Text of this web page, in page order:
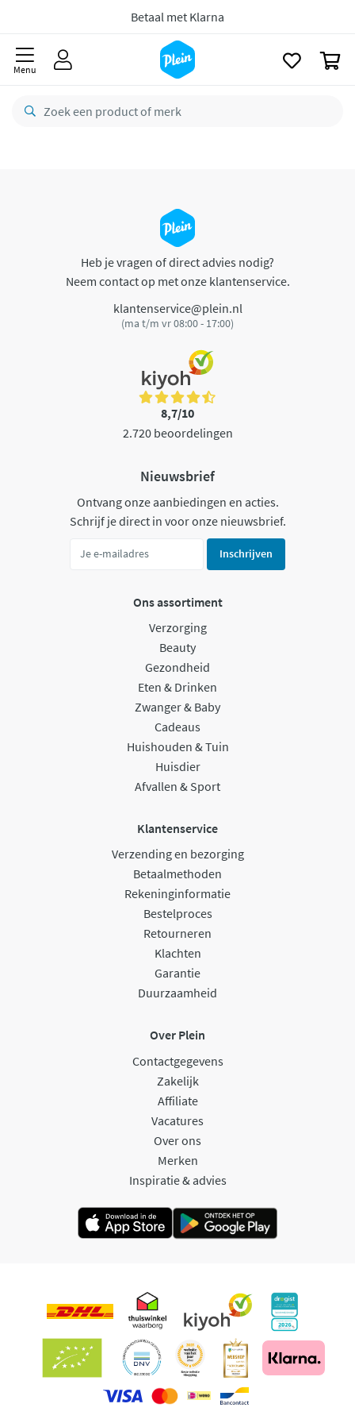
Betaal met Klarna
Menu
Heb je vragen of direct advies nodig?
Neem contact op met onze klantenservice.
klantenservice@plein.nl
(ma t/m vr 08:00 - 17:00)
8,7/10
2.720 beoordelingen
Nieuwsbrief
Ontvang onze aanbiedingen en acties.
Schrijf je direct in voor onze nieuwsbrief.
Inschrijven
Ons assortiment
Verzorging
Beauty
Gezondheid
Eten & Drinken
Zwanger & Baby
Cadeaus
Huishouden & Tuin
Huisdier
Afvallen & Sport
Klantenservice
Verzending en bezorging
Betaalmethoden
Rekeninginformatie
Bestelproces
Retourneren
Klachten
Garantie
Duurzaamheid
Over Plein
Contactgegevens
Zakelijk
Affiliate
Vacatures
Over ons
Merken
Inspiratie & advies